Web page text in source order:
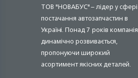
ТОВ "НОВАБУС" – лідер у сфері
постачання автозапчастин в
Україні. Понад 7 років компанія
динамічно розвивається,
пропонуючи широкий
асортимент якісних деталей.